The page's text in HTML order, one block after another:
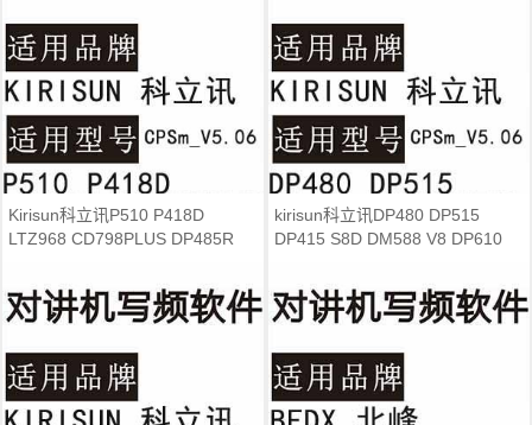
Kirisun科立讯P510 P418D
LTZ968 CD798PLUS DP485R
kirisun科立讯DP480 DP515
DP415 S8D DM588 V8 DP610